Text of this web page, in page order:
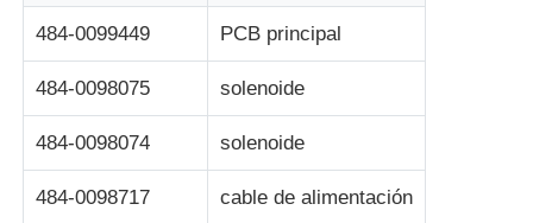
máquina de pos
Repuestos para cajeros automáticos
484-0099449 PCB principal
484-0098075 solenoide
484-0098074 solenoide
484-0098717 cable de alimentación